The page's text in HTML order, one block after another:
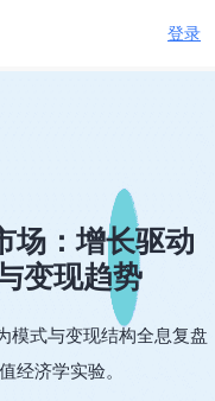
登录
场：增长驱动
变现趋势
模式与变现结构全息复盘
经济学实验。